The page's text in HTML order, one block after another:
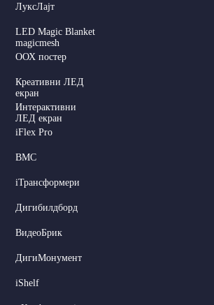
ЛуксЛајт
LED Magic Blanket
magicmesh
ООХ постер
Креативни ЛЕД
екран
Интерактивни
ЛЕД екран
iFlex Pro
ВМС
iТрансформери
Дигибилдборд
ВидеоБрик
ДигиМонумент
iShelf
Hindi
Dutch